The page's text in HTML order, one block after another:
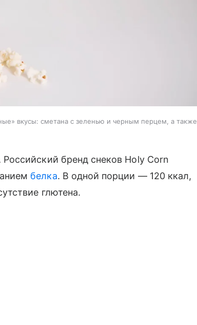
вкусы: сметана с зеленью и черным перцем, а также
бренд снеков Holy Corn
белка. В одной порции — 120 ккал,
глютена.